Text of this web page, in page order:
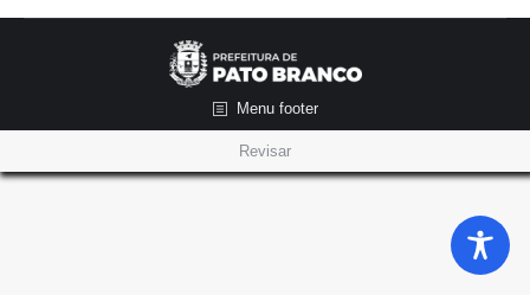
Menu footer
Revisar